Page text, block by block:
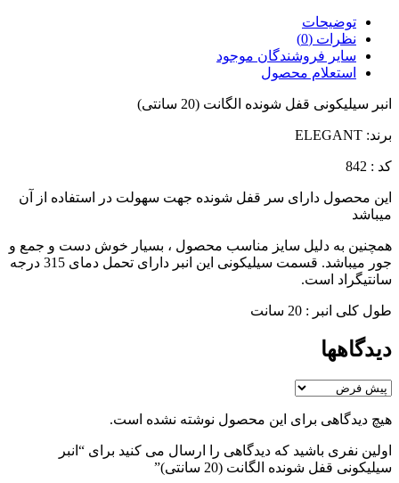
توضیحات
نظرات (0)
سایر فروشندگان موجود
استعلام محصول
انبر سیلیکونی قفل شونده الگانت (20 سانتی)
برند: ELEGANT
کد : 842
این محصول دارای سر قفل شونده جهت سهولت در استفاده از آن
میباشد
همچنین به دلیل سایز مناسب محصول ، بسیار خوش دست و جمع و
جور میباشد. قسمت سیلیکونی این انبر دارای تحمل دمای 315 درجه
سانتیگراد است.
طول کلی انبر : 20 سانت
دیدگاهها
هیچ دیدگاهی برای این محصول نوشته نشده است.
اولین نفری باشید که دیدگاهی را ارسال می کنید برای “انبر
سیلیکونی قفل شونده الگانت (20 سانتی)”